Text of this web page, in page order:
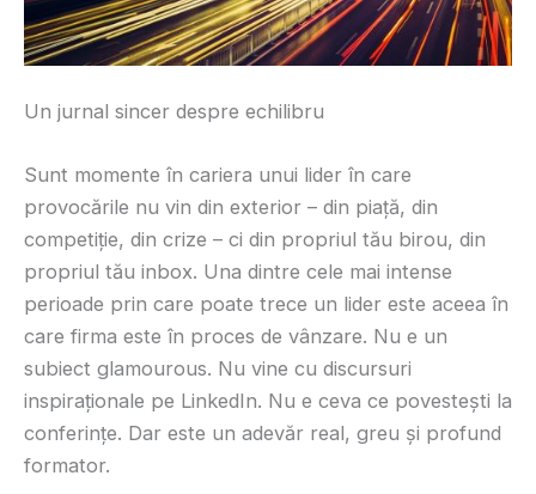
Un jurnal sincer despre echilibru
Sunt momente în cariera unui lider în care
provocările nu vin din exterior – din piață, din
competiție, din crize – ci din propriul tău birou, din
propriul tău inbox. Una dintre cele mai intense
perioade prin care poate trece un lider este aceea în
care firma este în proces de vânzare. Nu e un
subiect glamourous. Nu vine cu discursuri
inspiraționale pe LinkedIn. Nu e ceva ce povestești la
conferințe. Dar este un adevăr real, greu și profund
formator.